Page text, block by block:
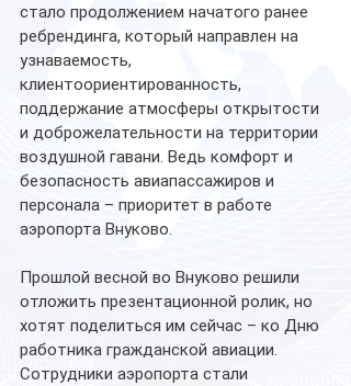
стало продолжением начатого ранее
ребрендинга, который направлен на
узнаваемость,
клиентоориентированность,
поддержание атмосферы открытости
и доброжелательности на территории
воздушной гавани. Ведь комфорт и
безопасность авиапассажиров и
персонала – приоритет в работе
аэропорта Внуково.
Прошлой весной во Внуково решили
отложить презентационной ролик, но
хотят поделиться им сейчас – ко Дню
работника гражданской авиации.
Сотрудники аэропорта стали